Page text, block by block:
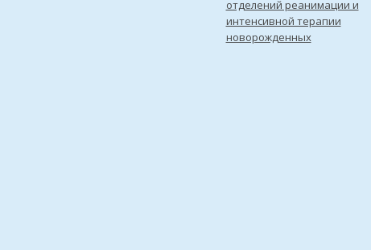
отделений реанимации и
интенсивной терапии
новорожденных